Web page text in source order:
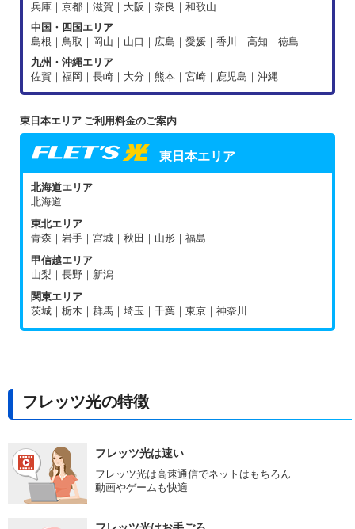
兵庫｜京都｜滋賀｜大阪｜奈良｜和歌山
中国・四国エリア
島根｜鳥取｜岡山｜山口｜広島｜愛媛｜香川｜高知｜徳島
九州・沖縄エリア
佐賀｜福岡｜長崎｜大分｜熊本｜宮崎｜鹿児島｜沖縄
東日本エリア ご利用料金のご案内
東日本エリア
北海道エリア
北海道
東北エリア
青森｜岩手｜宮城｜秋田｜山形｜福島
甲信越エリア
山梨｜長野｜新潟
関東エリア
茨城｜栃木｜群馬｜埼玉｜千葉｜東京｜神奈川
フレッツ光の特徴
フレッツ光は速い
フレッツ光は高速通信でネットはもちろん
動画やゲームも快適